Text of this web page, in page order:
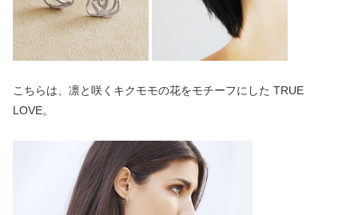
こちらは、凛と咲くキクモモの花をモチーフにした TRUE
LOVE。